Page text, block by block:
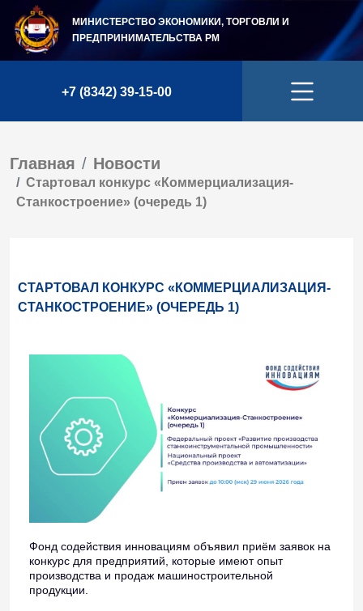
МИНИСТЕРСТВО ЭКОНОМИКИ, ТОРГОВЛИ И
ПРЕДПРИНИМАТЕЛЬСТВА РМ
+7 (8342) 39-15-00
Главная Новости
Стартовал конкурс «Коммерциализация-
Станкостроение» (очередь 1)
СТАРТОВАЛ КОНКУРС «КОММЕРЦИАЛИЗАЦИЯ-
СТАНКОСТРОЕНИЕ» (ОЧЕРЕДЬ 1)
Фонд содействия инновациям объявил приём заявок на
конкурс для предприятий, которые имеют опыт
производства и продаж машиностроительной
продукции.